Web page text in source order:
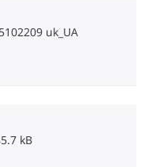
uk_UA
kB